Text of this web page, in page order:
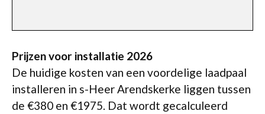
Prijzen voor installatie 2026
De huidige kosten van een voordelige laadpaal
installeren in s-Heer Arendskerke liggen tussen
de €380 en €1975. Dat wordt gecalculeerd